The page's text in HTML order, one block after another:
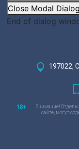
Close Modal Dialog
End of dialog
197022,
Внимание!
сайте, могут